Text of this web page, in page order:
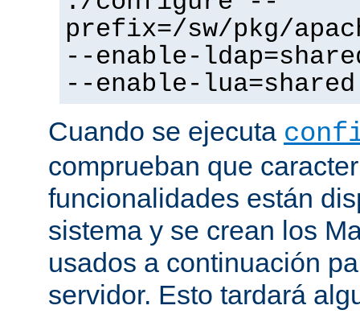
prefix=/sw/pkg/
--enable-
--enable-lua=shared
Cuando se ejecuta
comprueban que
funcionalidades están
sistema y se crean los
usados a continuación
servidor. Esto tardará